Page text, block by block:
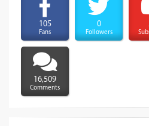
105
Fans
0
Followers
16,509
Comments